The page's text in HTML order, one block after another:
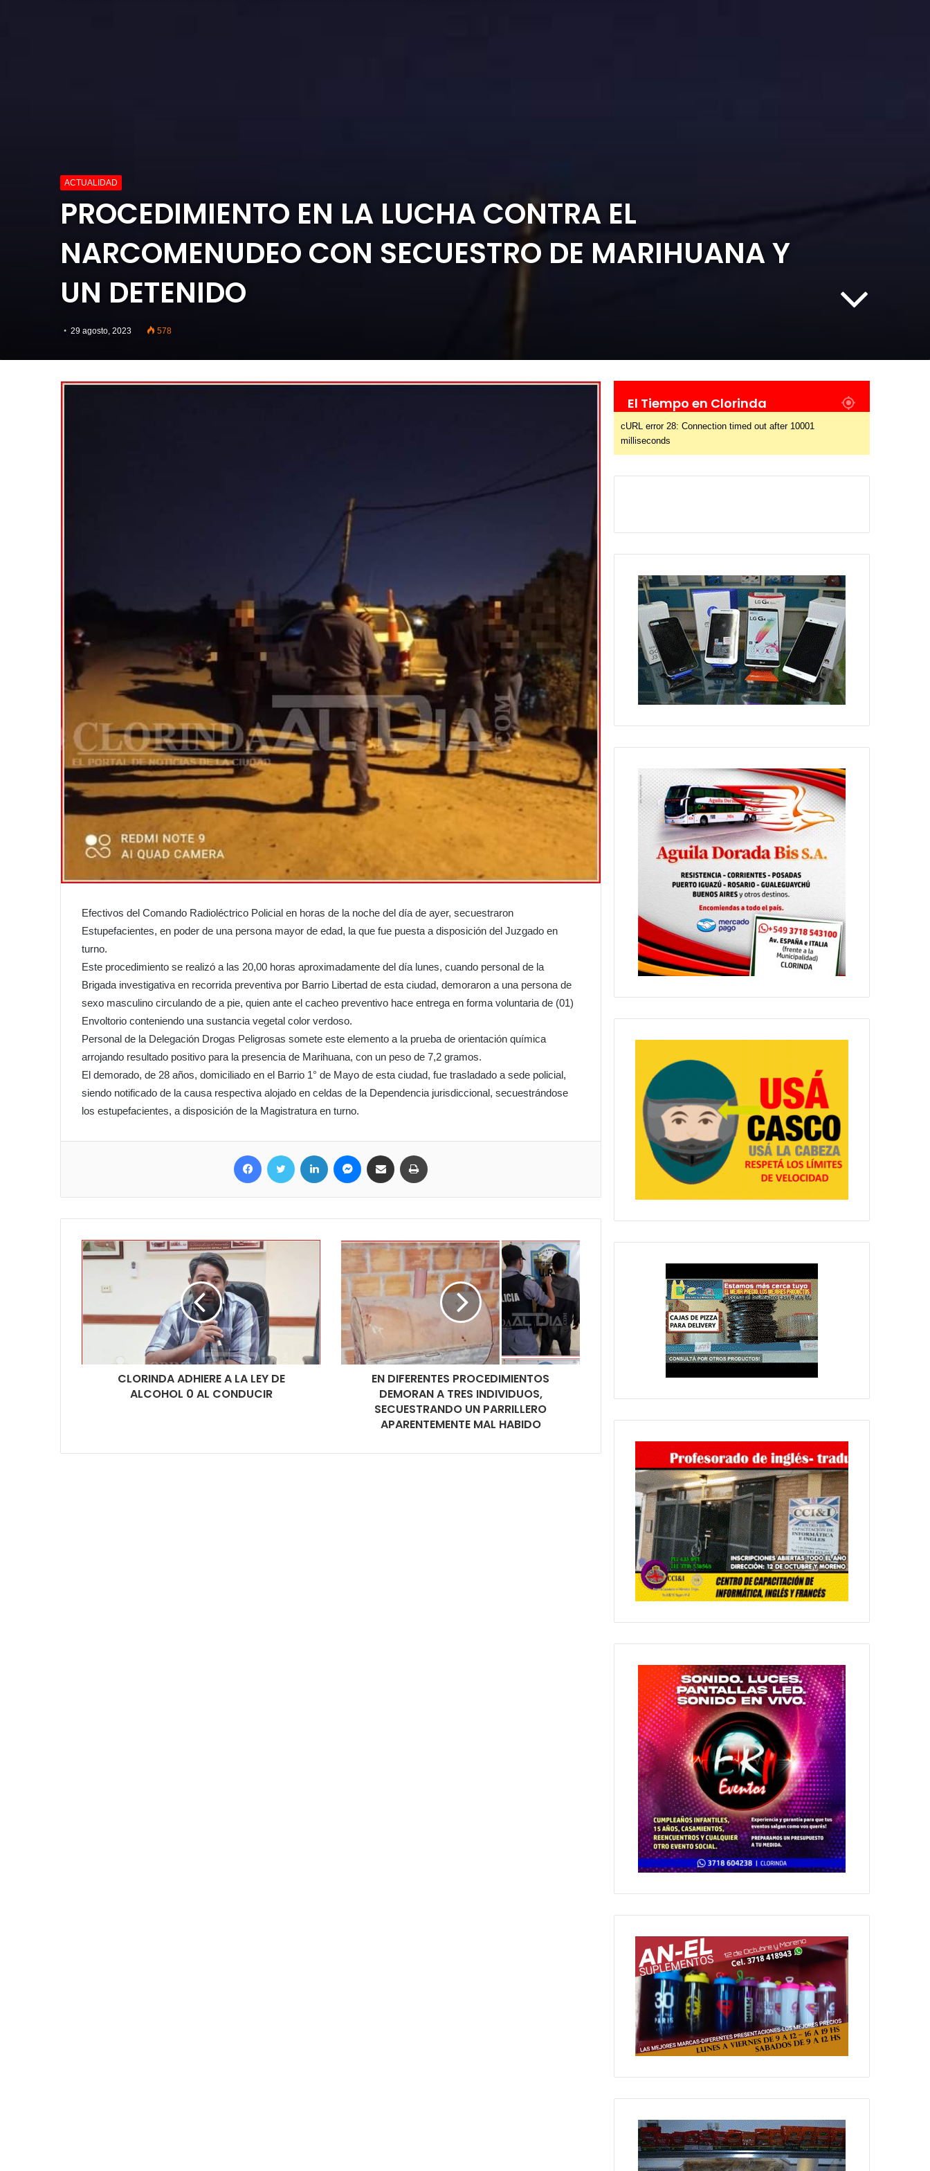
ACTUALIDAD
PROCEDIMIENTO EN LA LUCHA CONTRA EL
NARCOMENUDEO CON SECUESTRO DE MARIHUANA Y
UN DETENIDO
29 agosto, 2023 578
Efectivos del Comando Radioléctrico Policial en horas de la noche del día de ayer, secuestraron
Estupefacientes, en poder de una persona mayor de edad, la que fue puesta a disposición del Juzgado en
turno.
Este procedimiento se realizó a las 20,00 horas aproximadamente del día lunes, cuando personal de la
Brigada investigativa en recorrida preventiva por Barrio Libertad de esta ciudad, demoraron a una persona de
sexo masculino circulando de a pie, quien ante el cacheo preventivo hace entrega en forma voluntaria de (01)
Envoltorio conteniendo una sustancia vegetal color verdoso.
Personal de la Delegación Drogas Peligrosas somete este elemento a la prueba de orientación química
arrojando resultado positivo para la presencia de Marihuana, con un peso de 7,2 gramos.
El demorado, de 28 años, domiciliado en el Barrio 1° de Mayo de esta ciudad, fue trasladado a sede policial,
siendo notificado de la causa respectiva alojado en celdas de la Dependencia jurisdiccional, secuestrándose
los estupefacientes, a disposición de la Magistratura en turno.
Facebook Twitter LinkedIn MessengerCompartir por correo electrónico
CLORINDA ADHIERE A LA LEY DE
ALCOHOL 0 AL CONDUCIR
EN DIFERENTES PROCEDIMIENTOS
DEMORAN A TRES INDIVIDUOS,
SECUESTRANDO UN PARRILLERO
APARENTEMENTE MAL HABIDO
El Tiempo en Clorinda
cURL error 28: Connection timed out after 10001
milliseconds